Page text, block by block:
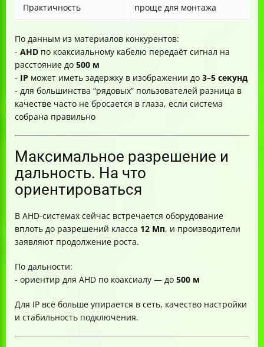
Практичность проще для монтажа
По данным из материалов конкурентов:
- AHD по коаксиальному кабелю передаёт сигнал на
расстояние до 500 м
- IP может иметь задержку в изображении до 3–5 секунд
- для большинства “рядовых” пользователей разница в
качестве часто не бросается в глаза, если система
собрана правильно
Максимальное разрешение и
дальность. На что
ориентироваться
В AHD-системах сейчас встречается оборудование
вплоть до разрешений класса 12 Мп, и производители
заявляют продолжение роста.
По дальности:
- ориентир для AHD по коаксиалу — до 500 м
Для IP всё больше упирается в сеть, качество настройки
и стабильность подключения.